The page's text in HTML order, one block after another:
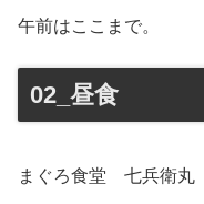
午前はここまで。
02_昼食
まぐろ食堂 七兵衛丸